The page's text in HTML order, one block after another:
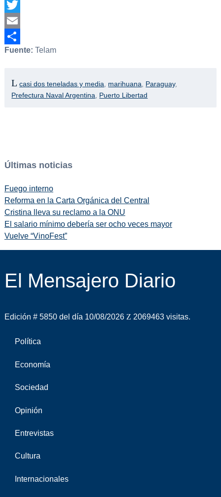
Facebook
Twitter
Email
Compartir
Fuente: Telam
casi dos teneladas y media marihuana Paraguay,
Prefectura Naval Argentina
Puerto Libertad
Últimas noticias
Fuego interno
Reforma en la Carta Orgánica del Central
Cristina lleva su reclamo a la ONU
El salario mínimo debería ser ocho veces mayor
Vuelve “VinoFest”
El Mensajero Diario
Edición # 5850 del día 10/08/2026 2069463 visitas.
Política
Economía
Sociedad
Opinión
Entrevistas
Cultura
Internacionales